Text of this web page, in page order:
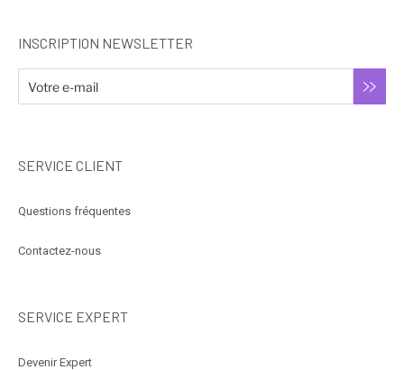
INSCRIPTION NEWSLETTER
SERVICE CLIENT
Questions fréquentes
Contactez-nous
SERVICE EXPERT
Devenir Expert